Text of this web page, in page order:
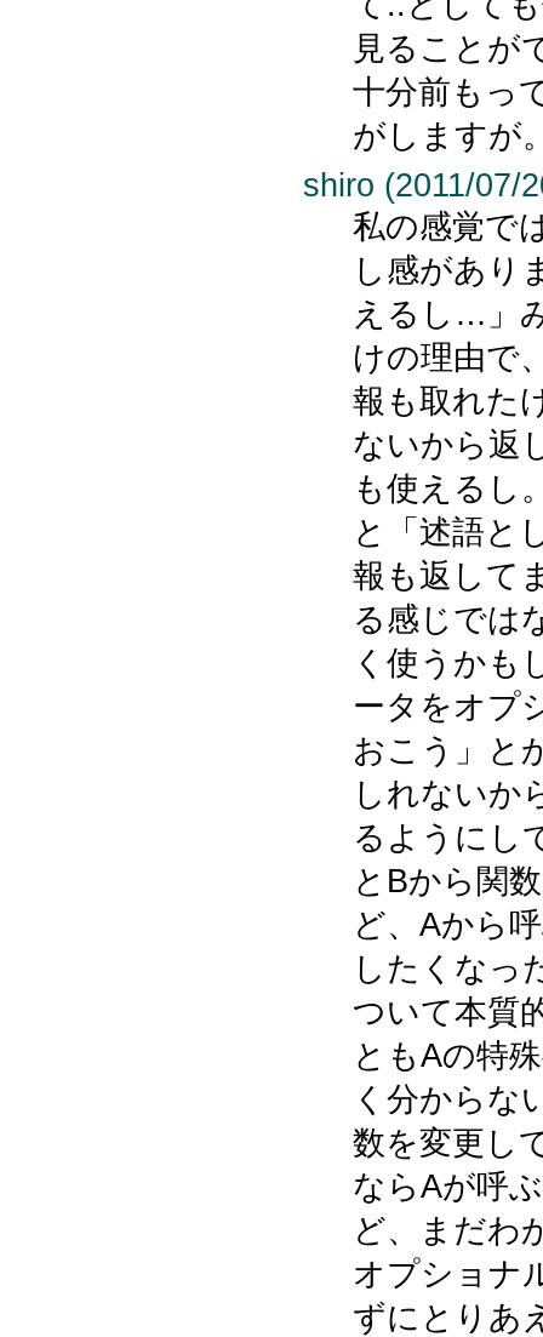
見ることが
十分前もっ
がしますが
shiro (2011/07/
私の感覚で
し感があり
えるし…」
けの理由で
報も取れた
ないから返
も使えるし
と「述語と
報も返して
る感じでは
く使うかも
ータをオプ
おこう」と
しれないか
るようにし
とBから関
ど、Aから
したくなっ
ついて本質
ともAの特
く分からな
数を変更し
ならAが呼
ど、まだわ
オプショナ
ずにとりあ